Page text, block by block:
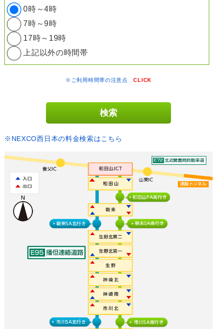
0時～4時
7時～9時
17時～19時
上記以外の時間帯
※ご利用時間帯の注意点CLICK
※NEXCO西日本の料金検索はこちら